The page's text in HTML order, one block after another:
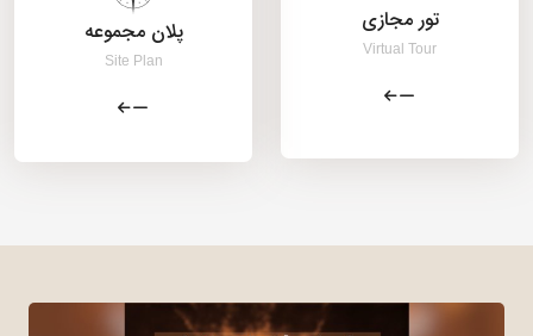
تور مجازی
Virtual Tour
پلان مجموعه
Site Plan